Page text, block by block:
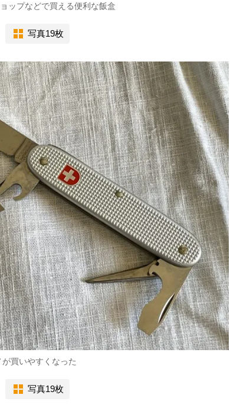
ップなどで買える便利な飯盒
写真19枚
買いやすくなった
写真19枚